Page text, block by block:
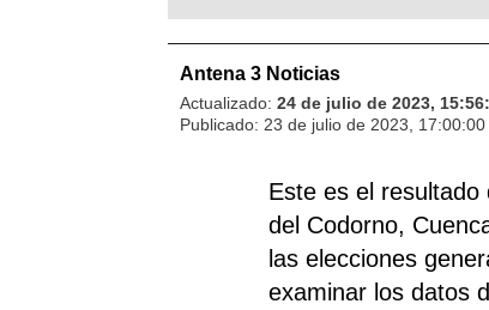
Antena 3 Noticias
Actualizado: 24 de julio de 2023,
Publicado: 23 de julio de 2023, 17:00:00
Este es el resultado
del Codorno,
las elecciones
examinar los datos